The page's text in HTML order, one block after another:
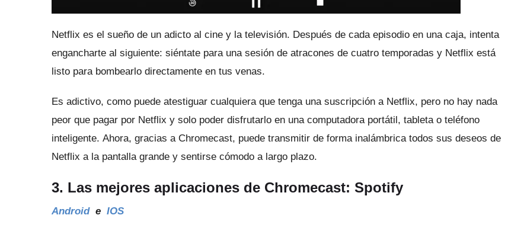
Netflix es el sueño de un adicto al cine y la televisión. Después de cada episodio en una caja, intenta
engancharte al siguiente: siéntate para una sesión de atracones de cuatro temporadas y Netflix está
listo para bombearlo directamente en tus venas.
Es adictivo, como puede atestiguar cualquiera que tenga una suscripción a Netflix, pero no hay nada
peor que pagar por Netflix y solo poder disfrutarlo en una computadora portátil, tableta o teléfono
inteligente. Ahora, gracias a Chromecast, puede transmitir de forma inalámbrica todos sus deseos de
Netflix a la pantalla grande y sentirse cómodo a largo plazo.
3. Las mejores aplicaciones de Chromecast: Spotify
Androide IOS